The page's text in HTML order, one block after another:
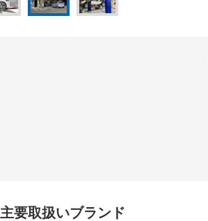
主要取扱いブランド